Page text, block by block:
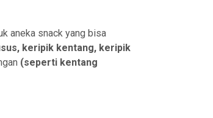
aneka snack yang bisa
keripik kentang, keripik
(seperti kentang